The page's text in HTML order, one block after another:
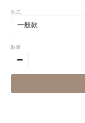
款式
數量